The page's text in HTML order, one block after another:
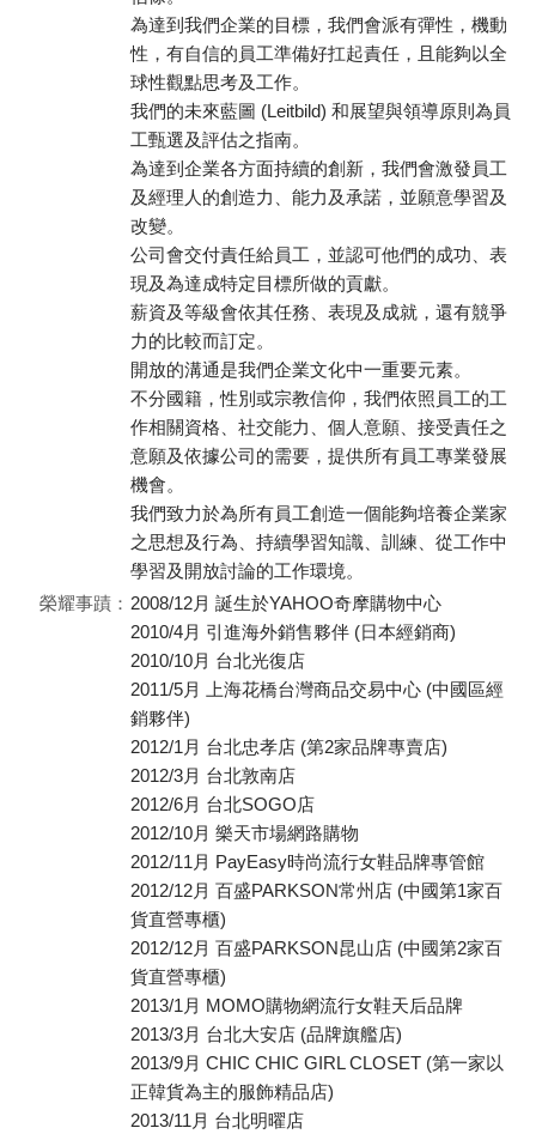
為達到我們企業的目標，我們會派有彈性，機動
性，有自信的員工準備好扛起責任，且能夠以全
球性觀點思考及工作。
我們的未來藍圖 (Leitbild) 和展望與領導原則為員
工甄選及評估之指南。
為達到企業各方面持續的創新，我們會激發員工
及經理人的創造力、能力及承諾，並願意學習及
改變。
公司會交付責任給員工，並認可他們的成功、表
現及為達成特定目標所做的貢獻。
薪資及等級會依其任務、表現及成就，還有競爭
力的比較而訂定。
開放的溝通是我們企業文化中一重要元素。
不分國籍，性別或宗教信仰，我們依照員工的工
作相關資格、社交能力、個人意願、接受責任之
意願及依據公司的需要，提供所有員工專業發展
機會。
我們致力於為所有員工創造一個能夠培養企業家
之思想及行為、持續學習知識、訓練、從工作中
學習及開放討論的工作環境。
榮耀事蹟： 2008/12月 誕生於YAHOO奇摩購物中心
2010/4月 引進海外銷售夥伴 (日本經銷商)
2010/10月 台北光復店
2011/5月 上海花橋台灣商品交易中心 (中國區經
銷夥伴)
2012/1月 台北忠孝店 (第2家品牌專賣店)
2012/3月 台北敦南店
2012/6月 台北SOGO店
2012/10月 樂天市場網路購物
2012/11月 PayEasy時尚流行女鞋品牌專管館
2012/12月 百盛PARKSON常州店 (中國第1家百
貨直營專櫃)
2012/12月 百盛PARKSON昆山店 (中國第2家百
貨直營專櫃)
2013/1月 MOMO購物網流行女鞋天后品牌
2013/3月 台北大安店 (品牌旗艦店)
2013/9月 CHIC CHIC GIRL CLOSET (第一家以
正韓貨為主的服飾精品店)
2013/11月 台北明曜店